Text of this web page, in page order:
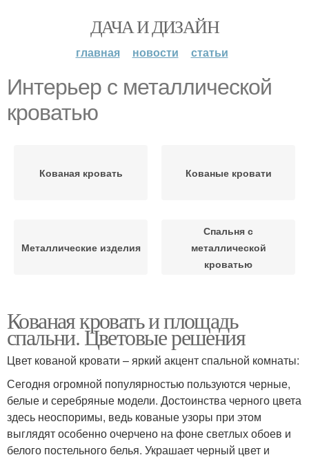
ДАЧА И ДИЗАЙН
главная новости статьи
Интерьер с металлической
кроватью
Кованая кровать Кованые кровати
Металлические изделия
Спальня с
металлической
кроватью
Кованая кровать и площадь
спальни. Цветовые решения
Цвет кованой кровати – яркий акцент спальной комнаты:
Сегодня огромной популярностью пользуются черные,
белые и серебряные модели. Достоинства черного цвета
здесь неоспоримы, ведь кованые узоры при этом
выглядят особенно очерчено на фоне светлых обоев и
белого постельного белья. Украшает черный цвет и